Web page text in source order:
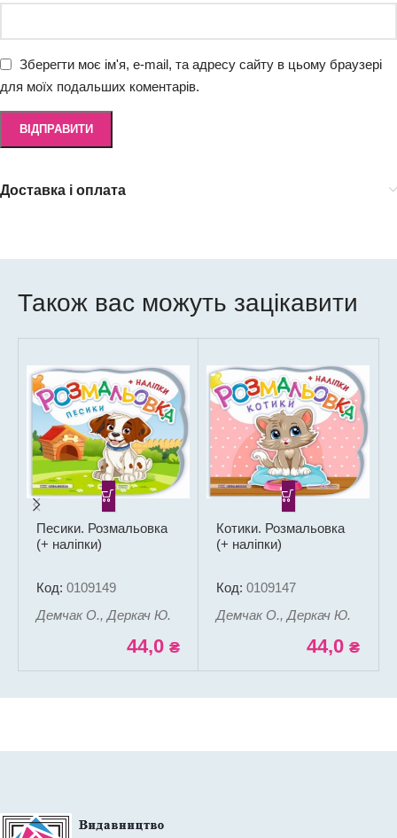
Зберегти моє ім'я, e-mail, та адресу сайту в цьому браузері
для моїх подальших коментарів.
Доставка і оплата
Також вас можуть зацікавити
Песики. Розмальовка
(+ наліпки)
Код: 0109149
Демчак О., Деркач Ю.
44,0 ₴
Котики. Розмальовка
(+ наліпки)
Код: 0109147
Демчак О., Деркач Ю.
44,0 ₴